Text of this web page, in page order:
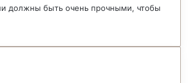
должны быть очень прочными, чтобы